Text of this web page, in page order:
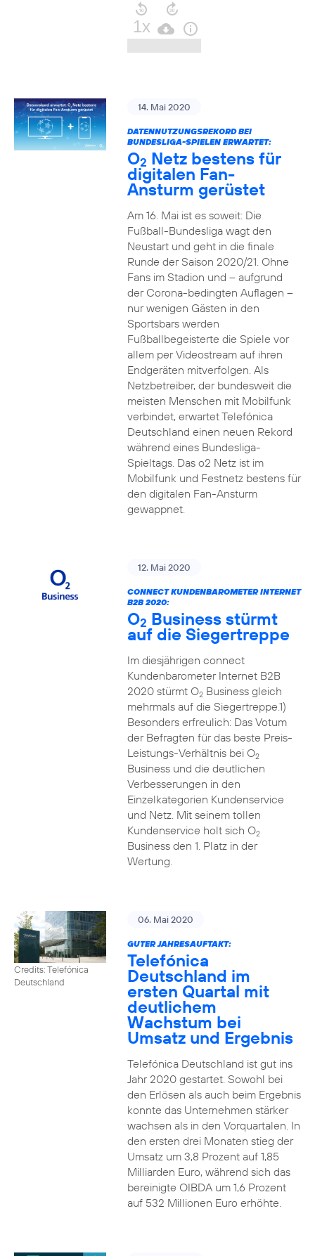
14. Mai 2020
DATENNUTZUNGSREKORD BEI
BUNDESLIGA-SPIELEN ERWARTET:
O2 Netz bestens für
digitalen Fan-
Ansturm gerüstet
Am 16. Mai ist es soweit: Die
Fußball-Bundesliga wagt den
Neustart und geht in die finale
Runde der Saison 2020/21. Ohne
Fans im Stadion und – aufgrund
der Corona-bedingten Auflagen –
nur wenigen Gästen in den
Sportsbars werden
Fußballbegeisterte die Spiele vor
allem per Videostream auf ihren
Endgeräten mitverfolgen. Als
Netzbetreiber, der bundesweit die
meisten Menschen mit Mobilfunk
verbindet, erwartet Telefónica
Deutschland einen neuen Rekord
während eines Bundesliga-
Spieltags. Das o2 Netz ist im
Mobilfunk und Festnetz bestens für
den digitalen Fan-Ansturm
gewappnet.
12. Mai 2020
CONNECT KUNDENBAROMETER INTERNET
B2B 2020:
O2 Business stürmt
auf die Siegertreppe
Im diesjährigen connect
Kundenbarometer Internet B2B
2020 stürmt O2Business gleich
mehrmals auf die Siegertreppe.1)
Besonders erfreulich: Das Votum
der Befragten für das beste Preis-
Leistungs-Verhältnis bei O2
Business und die deutlichen
Verbesserungen in den
Einzelkategorien Kundenservice
und Netz. Mit seinem tollen
Kundenservice holt sich O2
Business den 1. Platz in der
Wertung.
Credits: Telefónica
Deutschland
06. Mai 2020
GUTER JAHRESAUFTAKT:
Telefónica
Deutschland im
ersten Quartal mit
deutlichem
Wachstum bei
Umsatz und Ergebnis
Telefónica Deutschland ist gut ins
Jahr 2020 gestartet. Sowohl bei
den Erlösen als auch beim Ergebnis
konnte das Unternehmen stärker
wachsen als in den Vorquartalen. In
den ersten drei Monaten stieg der
Umsatz um 3,8 Prozent auf 1,85
Milliarden Euro, während sich das
bereinigte OIBDA um 1,6 Prozent
auf 532 Millionen Euro erhöhte.